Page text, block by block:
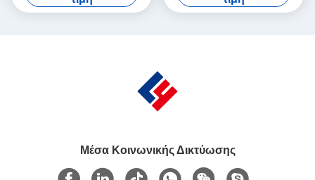
πλήρωσης υψηλής
χωρητικότητας με
Μέσα Κοινωνικής Δικτύωσης